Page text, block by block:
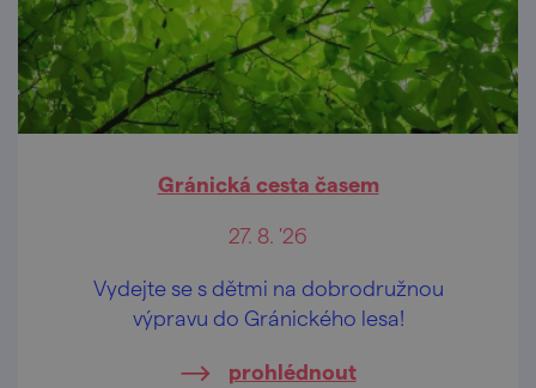
Gránická cesta časem
27. 8. '26
Vydejte se s dětmi na dobrodružnou
výpravu do Gránického lesa!
prohlédnout